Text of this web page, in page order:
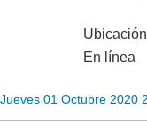
En línea
Jueves 01 Octubre 2020